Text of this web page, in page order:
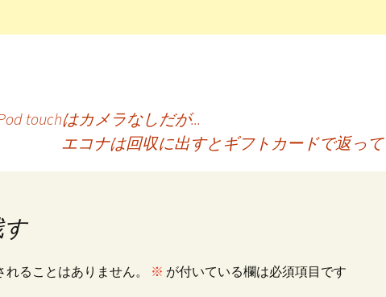
touchはカメラなしだが...
エコナは回収に出すとギフトカードで返っ
ることはありません。 ※ が付いている欄は必須項目です